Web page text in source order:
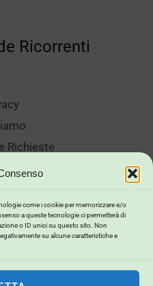
come i cookie per memorizzare e/o
a queste tecnologie ci permetterà di
o ID unici su questo sito. Non
su alcune caratteristiche e
Ricorrenti
Richieste
e Lavaggi
Merce